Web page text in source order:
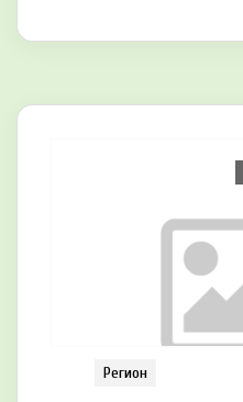
Регион